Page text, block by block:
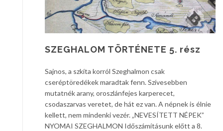
SZEGHALOM TÖRTÉNETE 5. rész
Sajnos, a szkíta korról Szeghalmon csak
cseréptöredékek maradtak fenn. Szívesebben
mutatnék arany, oroszlánfejes karperecet,
csodaszarvas veretet, de hát ez van. A népnek is élnie
kellett, nem mindenki vezér. „NEVESÍTETT NÉPEK”
NYOMAI SZEGHALMON Időszámításunk előtt a 8.